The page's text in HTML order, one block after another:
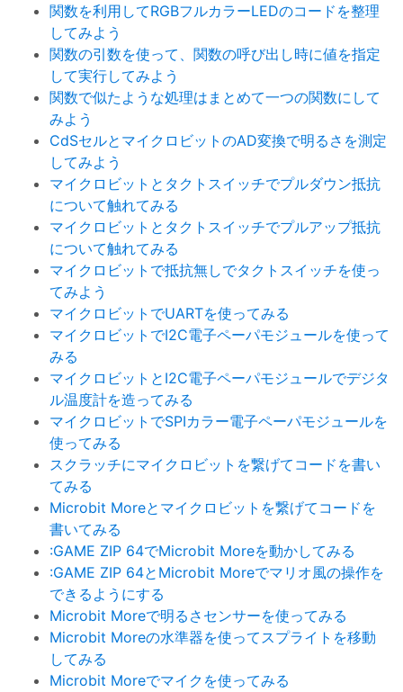
関数を利用してRGBフルカラーLEDのコードを整理
してみよう
関数の引数を使って、関数の呼び出し時に値を指定
して実行してみよう
関数で似たような処理はまとめて一つの関数にして
みよう
CdSセルとマイクロビットのAD変換で明るさを測定
してみよう
マイクロビットとタクトスイッチでプルダウン抵抗
について触れてみる
マイクロビットとタクトスイッチでプルアップ抵抗
について触れてみる
マイクロビットで抵抗無しでタクトスイッチを使っ
てみよう
マイクロビットでUARTを使ってみる
マイクロビットでI2C電子ペーパモジュールを使って
みる
マイクロビットとI2C電子ペーパモジュールでデジタ
ル温度計を造ってみる
マイクロビットでSPIカラー電子ペーパモジュールを
使ってみる
スクラッチにマイクロビットを繋げてコードを書い
てみる
Microbit Moreとマイクロビットを繋げてコードを
書いてみる
:GAME ZIP 64でMicrobit Moreを動かしてみる
:GAME ZIP 64とMicrobit Moreでマリオ風の操作を
できるようにする
Microbit Moreで明るさセンサーを使ってみる
Microbit Moreの水準器を使ってスプライトを移動
してみる
Microbit Moreでマイクを使ってみる